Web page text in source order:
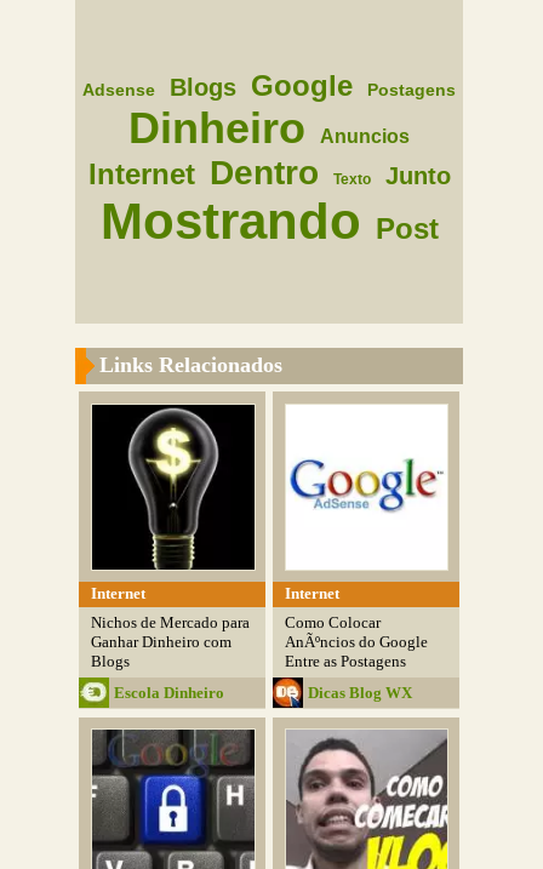
Adsense Blogs Google Postagens
Dinheiro Anuncios
Internet Dentro Texto Junto
Mostrando Post
Links Relacionados
Internet
Nichos de Mercado para
Ganhar Dinheiro com
Blogs
Escola Dinheiro
Internet
Como Colocar
AnÃºncios do Google
Entre as Postagens
Dicas Blog WX